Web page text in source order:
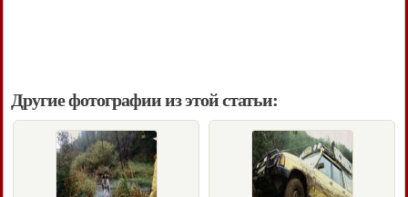
Другие фотографии из этой статьи: